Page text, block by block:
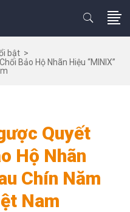
bật >
Bảo Hộ Nhãn Hiệu “MINIX”
Quyết
Hộ Nhãn
Chín Năm
Nam